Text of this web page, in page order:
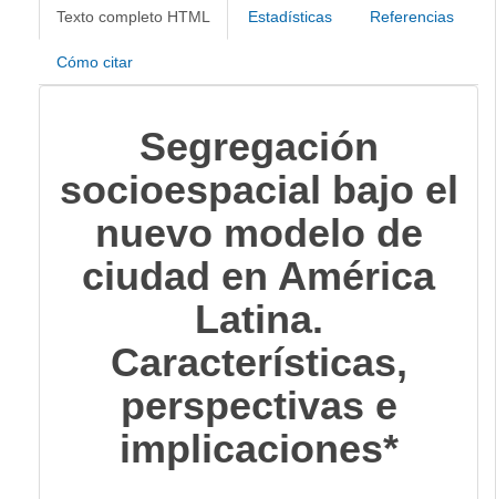
Texto completo HTML Estadísticas Referencias
Cómo citar
Segregación
socioespacial bajo el
nuevo modelo de
ciudad en América
Latina.
Características,
perspectivas e
implicaciones*